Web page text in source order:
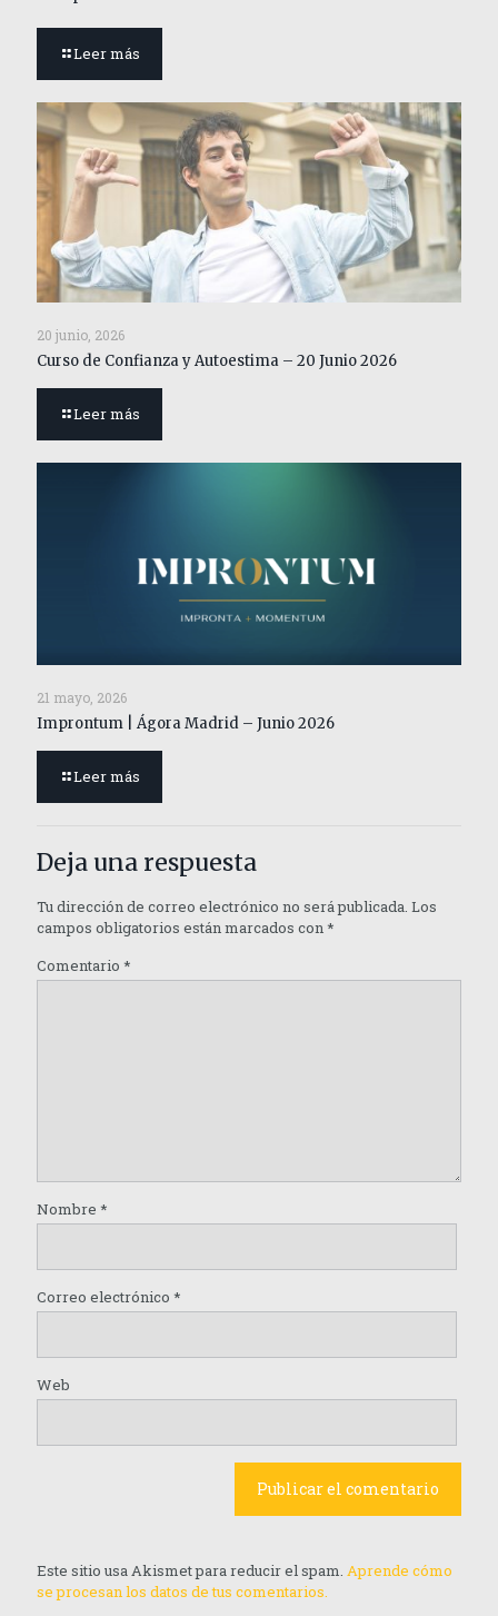
Leer más
20 junio, 2026
Curso de Confianza y Autoestima – 20 Junio 2026
Leer más
21 mayo, 2026
Improntum | Ágora Madrid – Junio 2026
Leer más
Deja una respuesta
Tu dirección de correo electrónico no será publicada. Los
campos obligatorios están marcados con*
Comentario *
Nombre *
Correo electrónico *
Web
Este sitio usa Akismet para reducir el spam. Aprende cómo
se procesan los datos de tus comentarios.